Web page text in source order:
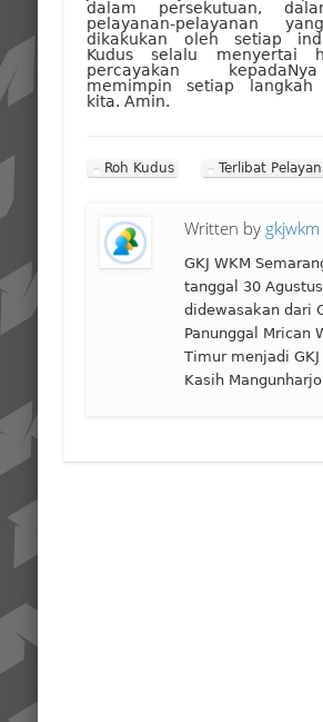
dalam persekutuan,
pelayanan-pelayanan
dikakukan oleh setiap
Kudus selalu menyertai
percayakan
memimpin setiap langkah
kita. Amin.
Roh Kudus Terlibat
Written by gkjwkm
GKJ WKM
tanggal 30
didewasakan dari
Panunggal Mrican
Timur menjadi
Kasih